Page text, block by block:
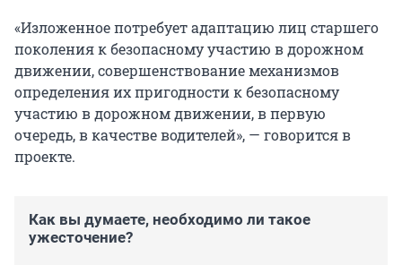
«Изложенное потребует адаптацию лиц старшего
поколения ‎к безопасному участию в дорожном
движении, совершенствование механизмов
определения их пригодности к безопасному
участию ‎в дорожном движении, в первую
очередь, в качестве водителей», — говорится в
проекте.
Как вы думаете, необходимо ли такое
ужесточение?